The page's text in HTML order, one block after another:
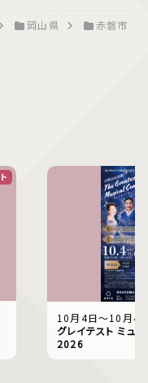
岡山県 赤磐市
10月4日〜10月4
グレイテスト ミュ
2026